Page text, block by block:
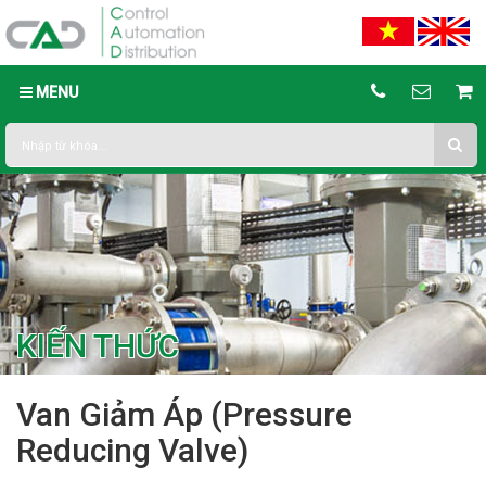
MENU
KIẾN THỨC
Van Giảm Áp (Pressure
Reducing Valve)